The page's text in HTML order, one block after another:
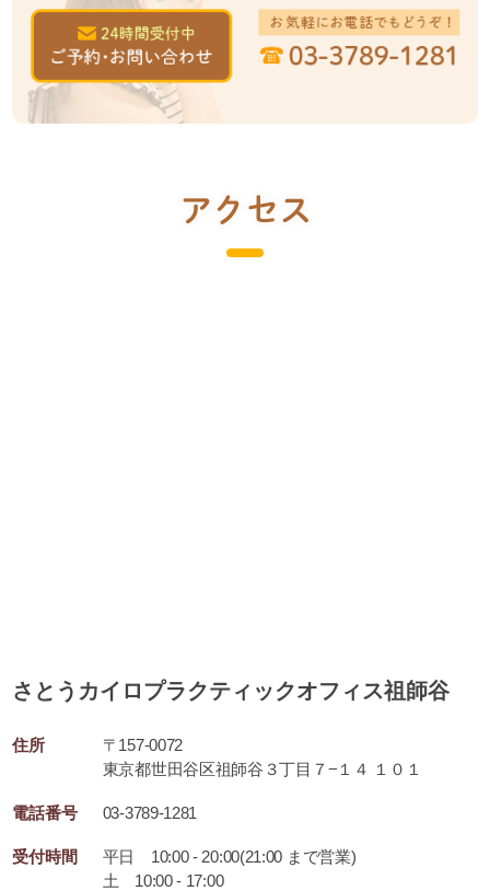
さとうカイロプラクティックオフィス祖師谷
住所
〒157-0072
東京都世田谷区祖師谷３丁目７−１４ １０１
電話番号 03-3789-1281
受付時間
平日 10:00 - 20:00(21:00 まで営業)
土 10:00 - 17:00